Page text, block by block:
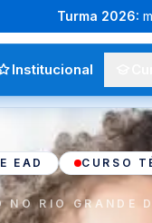
Turma 2026:
Institucional
EAD CURSO
NO RIO GRANDE